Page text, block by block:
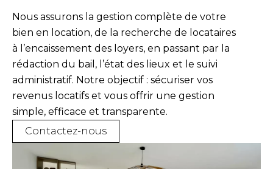
Nous assurons la gestion complète de votre
bien en location, de la recherche de locataires
à l’encaissement des loyers, en passant par la
rédaction du bail, l’état des lieux et le suivi
administratif. Notre objectif : sécuriser vos
revenus locatifs et vous offrir une gestion
simple, efficace et transparente.
Contactez-nous